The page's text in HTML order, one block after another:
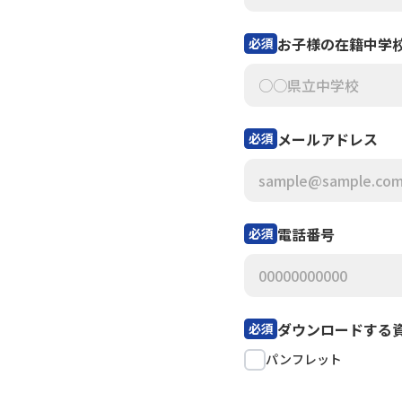
必須 お子様の在籍中学
必須 メールアドレス
必須 電話番号
必須 ダウンロードする
パンフレット